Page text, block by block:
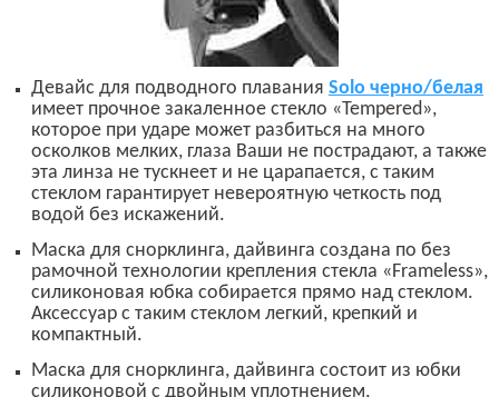
Девайс для подводного плавания Solo черно/белая
имеет прочное закаленное стекло «Tempered»,
которое при ударе может разбиться на много
осколков мелких, глаза Ваши не пострадают, а также
эта линза не тускнеет и не царапается, с таким
стеклом гарантирует невероятную четкость под
водой без искажений.
Маска для снорклинга, дайвинга создана по без
рамочной технологии крепления стекла «Frameless»,
силиконовая юбка собирается прямо над стеклом.
Аксессуар с таким стеклом легкий, крепкий и
компактный.
Маска для снорклинга, дайвинга состоит из юбки
силиконовой с двойным уплотнением,